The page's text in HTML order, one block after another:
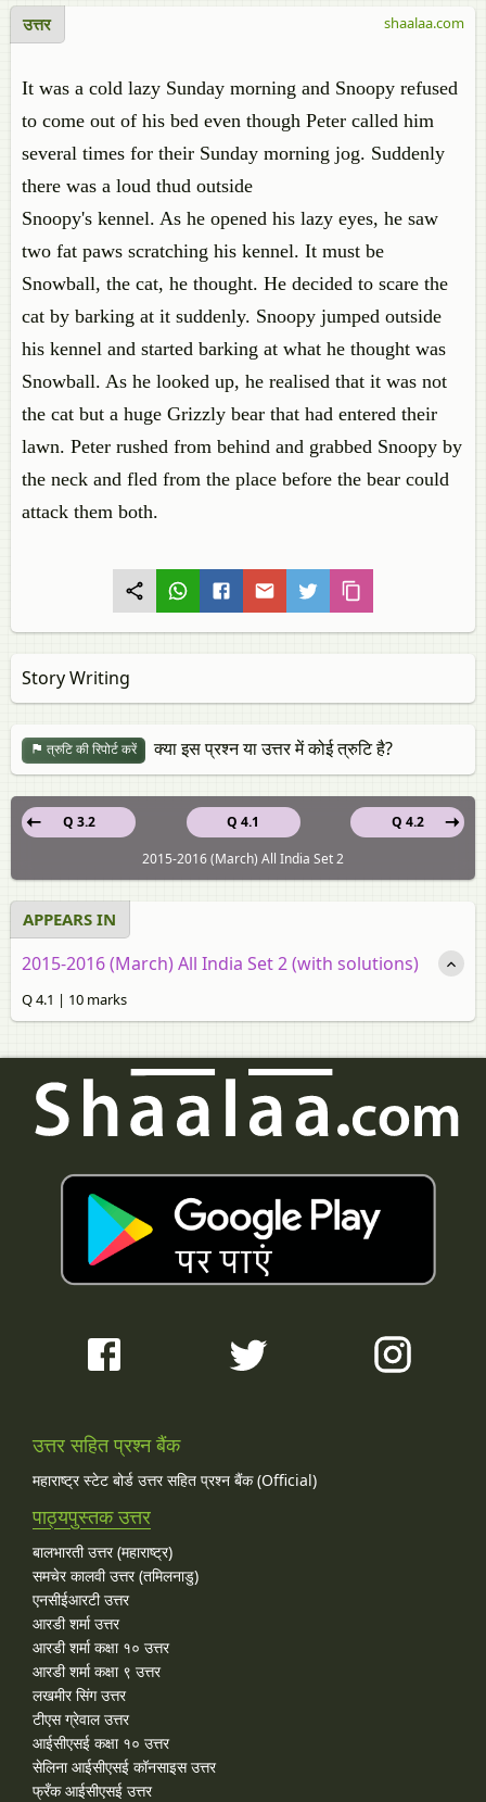
उत्तर
It was a cold lazy Sunday morning and Snoopy refused
to come out of his bed even though Peter called him
several times for their Sunday morning jog. Suddenly
there was a loud thud outside
Snoopy's kennel. As he opened his lazy eyes, he saw
two fat paws scratching his kennel. It must be
Snowball, the cat, he thought. He decided to scare the
cat by barking at it suddenly. Snoopy jumped outside
his kennel and started barking at what he thought was
Snowball. As he looked up, he realised that it was not
the cat but a huge Grizzly bear that had entered their
lawn. Peter rushed from behind and grabbed Snoopy by
the neck and fled from the place before the bear could
attack them both.
shaalaa.com
Story Writing
त्रुटि की रिपोर्ट करें क्या इस प्रश्न या उत्तर में कोई त्रुटि है?
Q 4.1
Q 3.2
Q 4.2
2015-2016 (March) All India Set 2
APPEARS IN
2015-2016 (March) All India Set 2 (with solutions)
Q 4.1 | 10 marks
उत्तर सहित प्रश्न बैंक
महाराष्ट्र स्टेट बोर्ड उत्तर सहित प्रश्न बैंक (Official)
पाठ्यपुस्तक उत्तर
बालभारती उत्तर (महाराष्ट्र)
समचेर कालवी उत्तर (तमिलनाडु)
एनसीईआरटी उत्तर
आरडी शर्मा उत्तर
आरडी शर्मा कक्षा १० उत्तर
आरडी शर्मा कक्षा ९ उत्तर
लखमीर सिंग उत्तर
टीएस ग्रेवाल उत्तर
आईसीएसई कक्षा १० उत्तर
सेलिना आईसीएसई कॉनसाइस उत्तर
फ्रँक आईसीएसई उत्तर